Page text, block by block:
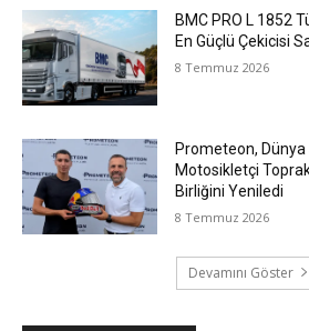
BMC PRO L 1852
En Güçlü Çekicisi
8 Temmuz 2026
Prometeon,
Motosikletçi
Birliğini Yeniledi
8 Temmuz 2026
Devamını Göster